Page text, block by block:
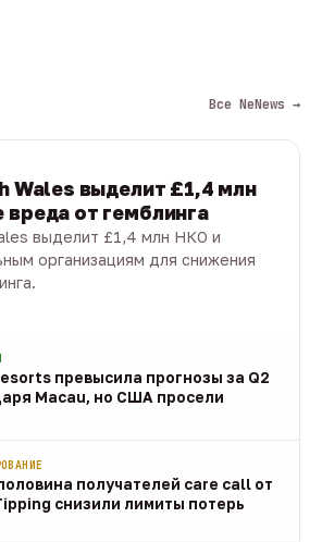
Все NeNews →
Wales выделит £1,4 млн
вреда от гемблинга
выделит £1,4 млн НКО и
организациям для снижения
превысила прогнозы за Q2
Macau, но США просели
получателей care call от
снизили лимиты потерь